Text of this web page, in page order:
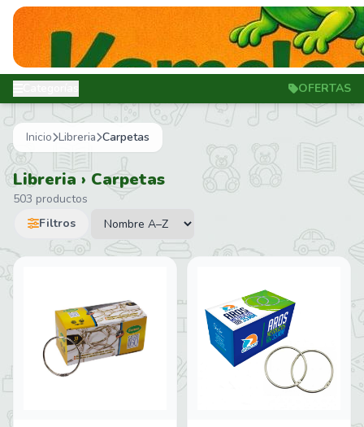
OFERTAS
Inicio Libreria Carpetas
Libreria › Carpetas
503 productos
Filtros